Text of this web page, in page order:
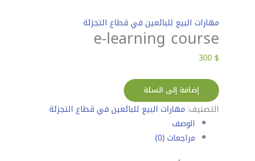
مهارات البيع للبائعين في قطاع التجزئة
e-learning course
300$
إضافة إلى السلة
التصنيف:مهارات البيع للبائعين في قطاع التجزئة
الوصف
مراجعات (0)